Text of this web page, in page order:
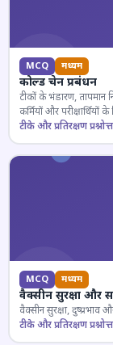
MCQ मध्यम
कोल्ड चेन प्रबंधन
टीकों के भंडारण, तापमान
कर्मियों और परीक्षार्थियों
टीके और प्रतिरक्षण
MCQ मध्यम
वैक्सीन सुरक्षा और
वैक्सीन सुरक्षा, दुष्प्रभाव
टीके और प्रतिरक्षण